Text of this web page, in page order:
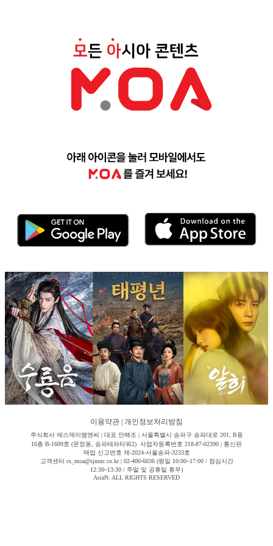
이용약관 개인정보처리방침
주식회사 에스제이엠엔씨 | 대표 안해조 | 서울특별시 송파구 송파대로 201, B동
16층 B-1609호 (문정동, 송파테라타워2) 사업자등록번호 218-87-02390 | 통신판
매업 신고번호 제-2024-서울송파-3233호
고객센터 cs_moa@sjmnc.co.kr | 02-400-6036 (평일 10:00~17:00 / 점심시간
12:30~13:30 / 주말 및 공휴일 휴무)
AsiaN. ALL RIGHTS RESERVED